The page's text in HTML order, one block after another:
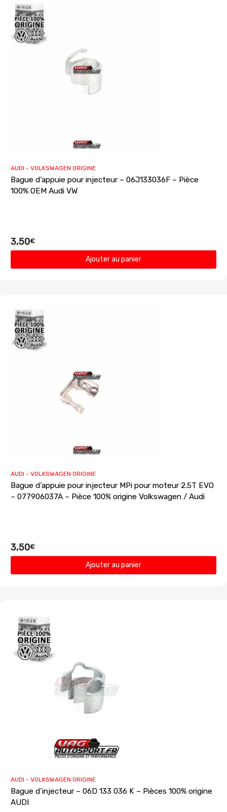
AUDI - VOLKSWAGEN ORIGINE
Bague d’appuie pour injecteur – 06J133036F – Pièce
100% OEM Audi VW
3,50€
Ajouter au panier
AUDI - VOLKSWAGEN ORIGINE
Bague d’appuie pour injecteur MPi pour moteur 2.5T EVO
– 077906037A – Pièce 100% origine Volkswagen / Audi
3,50€
Ajouter au panier
AUDI - VOLKSWAGEN ORIGINE
Bague d’injecteur – 06D 133 036 K – Pièces 100% origine
AUDI